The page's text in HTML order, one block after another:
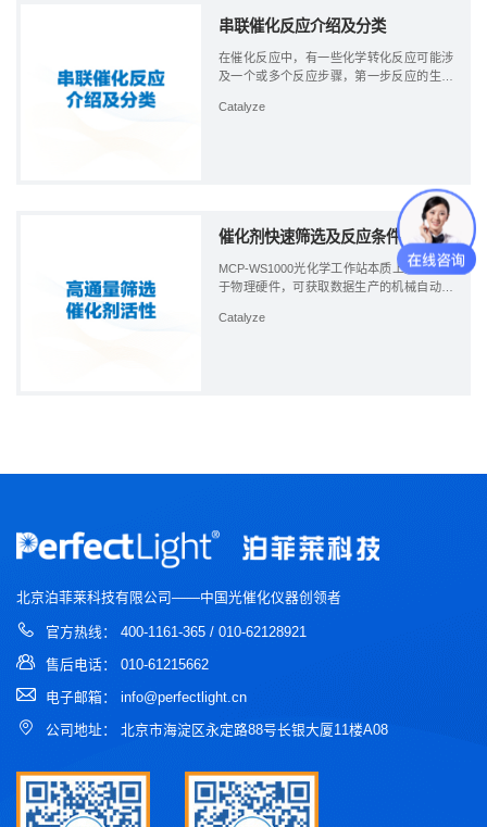
串联催化反应介绍及分类
在催化反应中，有一些化学转化反应可能涉
及一个或多个反应步骤，第一步反应的生成
串联催化反应。 串联催化反应指的是两个及
Catalyze
催化剂快速筛选及反应条件优化
MCP-WS1000光化学工作站本质上是一个基
于物理硬件，可获取数据生产的机械自动化
做的”设计理念，旨在为科研人员提供海量可
Catalyze
北京泊菲莱科技有限公司——中国光催化仪器创领者
官方热线： 400-1161-365 / 010-62128921
售后电话： 010-61215662
电子邮箱： info@perfectlight.cn
公司地址： 北京市海淀区永定路88号长银大厦11楼A08